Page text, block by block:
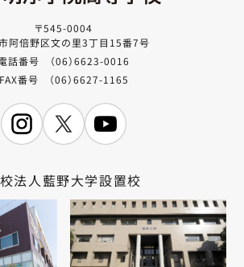
〒545-0004
阿倍野区文の里3丁目15番7号
話番号 （06）6623-0016
FAX番号 （06）6627-1165
法人藍野大学設置校